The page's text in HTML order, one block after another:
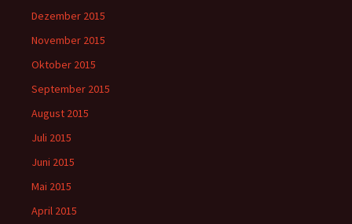
Dezember 2015
November 2015
Oktober 2015
September 2015
August 2015
Juli 2015
Juni 2015
Mai 2015
April 2015